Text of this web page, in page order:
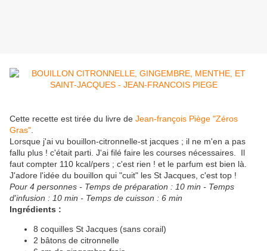
Cette recette est tirée du livre de Jean-françois Piège "Zéros
Gras"
Lorsque j'ai vu bouillon-citronnelle-st jacques ; il ne m'en a pas
fallu plus ! c'était parti. J'ai filé faire les courses nécessaires. Il
faut compter 110 kcal/pers ; c'est rien ! et le parfum est bien là.
J'adore l'idée du bouillon qui "cuit" les St Jacques, c'est top !
Pour 4 personnes - Temps de préparation : 10 min - Temps
d'infusion : 10 min - Temps de cuisson : 6 min
Ingrédients :
8 coquilles St Jacques (sans corail)
2 bâtons de citronnelle